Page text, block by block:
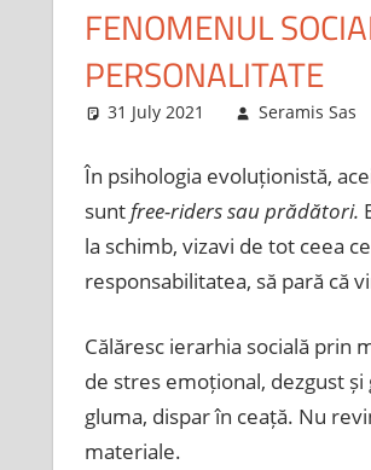
FENOMENUL
PERSONALITATE
31 July 2021 Seramis Sas
În psihologia evoluționistă,
suntfree-riders sau prădători.
la schimb, vizavi de tot ceea
responsabilitatea, să pară că
Călăresc ierarhia socială prin
de stres emoțional, dezgust
gluma, dispar în ceață. Nu
materiale.